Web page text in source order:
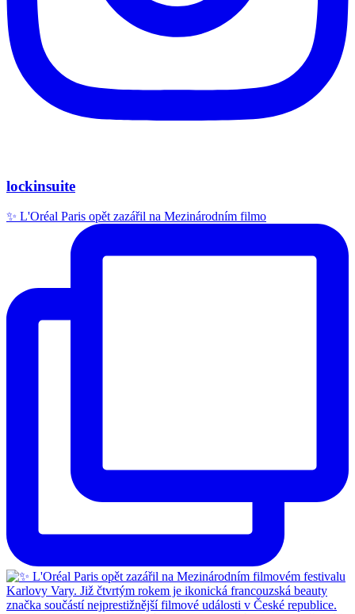
lockinsuite
✨ L'Oréal Paris opět zazářil na Mezinárodním filmo